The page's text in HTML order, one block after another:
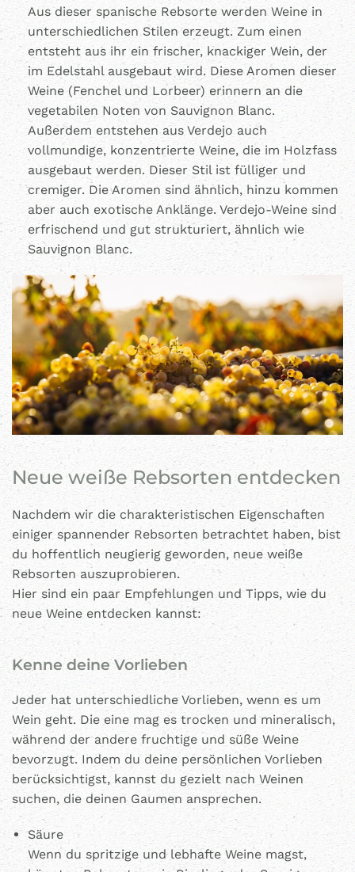
Aus dieser spanische Rebsorte werden Weine in
unterschiedlichen Stilen erzeugt. Zum einen
entsteht aus ihr ein frischer, knackiger Wein, der
im Edelstahl ausgebaut wird. Diese Aromen dieser
Weine (Fenchel und Lorbeer) erinnern an die
vegetabilen Noten von Sauvignon Blanc.
Außerdem entstehen aus Verdejo auch
vollmundige, konzentrierte Weine, die im Holzfass
ausgebaut werden. Dieser Stil ist fülliger und
cremiger. Die Aromen sind ähnlich, hinzu kommen
aber auch exotische Anklänge. Verdejo-Weine sind
erfrischend und gut strukturiert, ähnlich wie
Sauvignon Blanc.
Neue weiße Rebsorten entdecken
Nachdem wir die charakteristischen Eigenschaften
einiger spannender Rebsorten betrachtet haben, bist
du hoffentlich neugierig geworden, neue weiße
Rebsorten auszuprobieren.
Hier sind ein paar Empfehlungen und Tipps, wie du
neue Weine entdecken kannst:
Kenne deine Vorlieben
Jeder hat unterschiedliche Vorlieben, wenn es um
Wein geht. Die eine mag es trocken und mineralisch,
während der andere fruchtige und süße Weine
bevorzugt. Indem du deine persönlichen Vorlieben
berücksichtigst, kannst du gezielt nach Weinen
suchen, die deinen Gaumen ansprechen.
Säure
Wenn du spritzige und lebhafte Weine magst,